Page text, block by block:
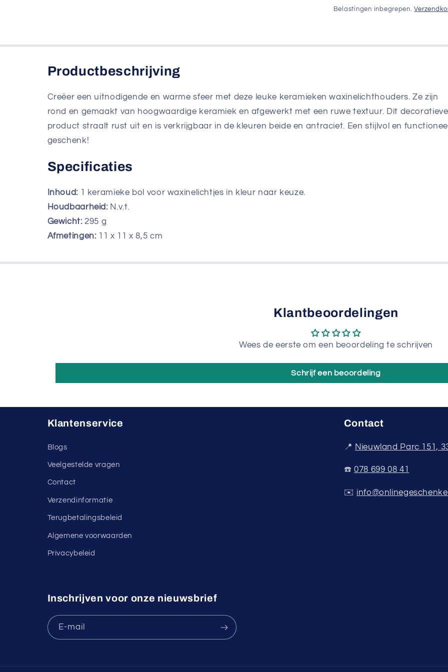
prijs
Belastingen inbegrepen.
Productbeschrijving
Creëer een uitnodigende en warme sfeer met deze leuke keramieken waxinelichthouders. Ze zijn
rond en gemaakt van hoogwaardige keramiek en afgewerkt met een ruwe textuur. Dit decoratieve
product straalt rust uit en is verkrijgbaar in de kleuren beide en antraciet. Een stijlvol en functioneel
geschenk!
Specificaties
Inhoud: 1 keramieke bol voor waxinelichtjes in kleur naar keuze.
Houdbaarheid: N.v.t.
Gewicht: 295 g
Afmetingen: 11 x 11 x 8,5 cm
Klantbeoordelingen
Wees de eerste om een beoordeling te schrijven
Schrijf een beoordeling
Klantenservice
Blogs
Veelgestelde vragen
Contact
Verzendinformatie
Terugbetalingsbeleid
Algemene voorwaarden
Privacybeleid
Contact
📍 Nieuwland Parc 151,
☎️078 699 08 41
✉️
Inschrijven voor onze nieuwsbrief
E‑mail